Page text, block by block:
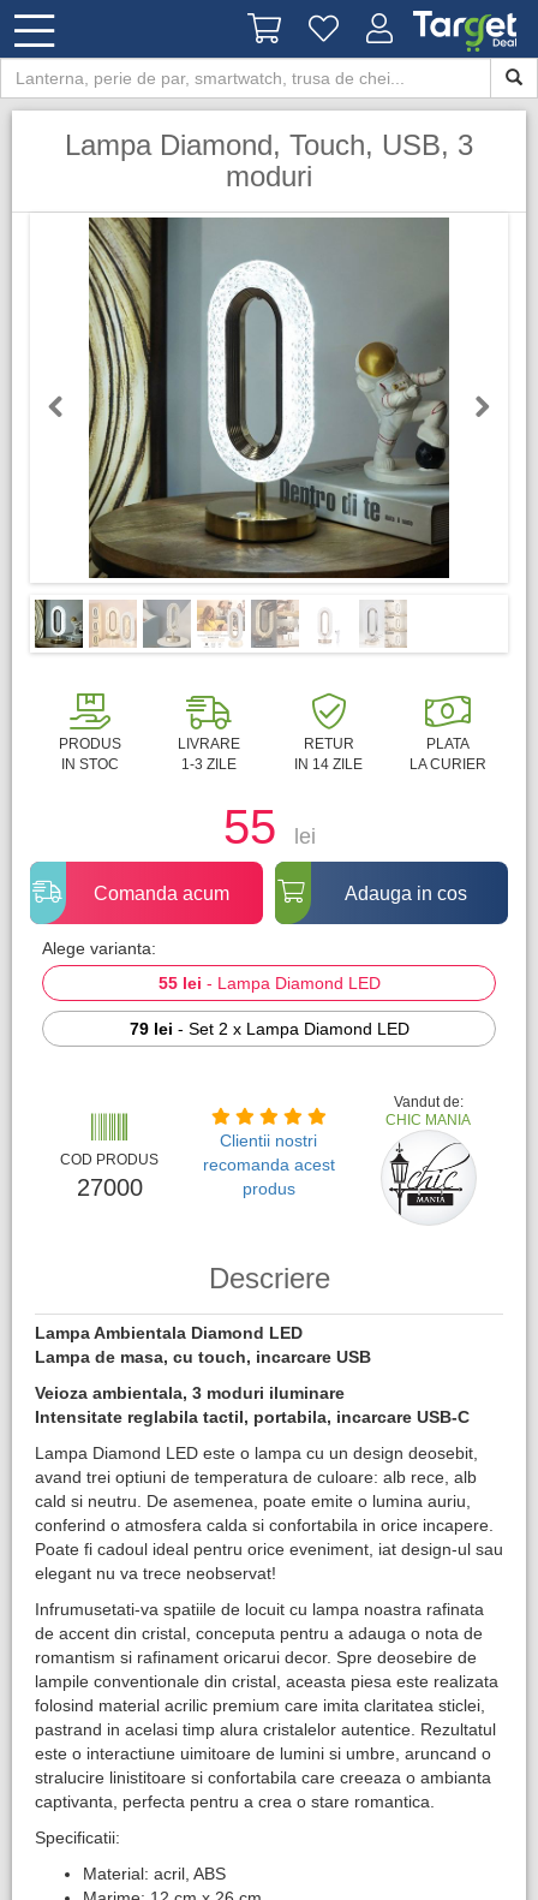
Lampa Diamond, Touch, USB, 3
moduri
Previous
PRODUS
IN STOC
LIVRARE
1-3 ZILE
RETUR
IN 14 ZILE
PLATA
LA CURIER
55 lei
Comanda acum Adauga in cos
Alege varianta:
55 lei - Lampa Diamond LED
79 lei - Set 2 x Lampa Diamond LED
COD PRODUS
27000
Clientii nostri
recomanda acest
produs
Vandut de:
CHIC MANIA
Descriere
Lampa Ambientala Diamond LED
Lampa de masa, cu touch, incarcare USB
Veioza ambientala, 3 moduri iluminare
Intensitate reglabila tactil, portabila, incarcare USB-C
Lampa Diamond LED este o lampa cu un design deosebit,
avand trei optiuni de temperatura de culoare: alb rece, alb
cald si neutru. De asemenea, poate emite o lumina auriu,
conferind o atmosfera calda si confortabila in orice incapere.
Poate fi cadoul ideal pentru orice eveniment, iat design-ul sau
elegant nu va trece neobservat!
Infrumusetati-va spatiile de locuit cu lampa noastra rafinata
de accent din cristal, conceputa pentru a adauga o nota de
romantism si rafinament oricarui decor. Spre deosebire de
lampile conventionale din cristal, aceasta piesa este realizata
folosind material acrilic premium care imita claritatea sticlei,
pastrand in acelasi timp alura cristalelor autentice. Rezultatul
este o interactiune uimitoare de lumini si umbre, aruncand o
stralucire linistitoare si confortabila care creeaza o ambianta
captivanta, perfecta pentru a crea o stare romantica.
Specificatii:
Material: acril, ABS